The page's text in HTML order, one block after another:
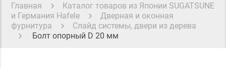
Главная
Каталог товаров из Японии SUGATSUNE
и Германия Hafele
Дверная и оконная
фурнитура
Слайд системы, двери из дерева
Болт опорный D 20 мм